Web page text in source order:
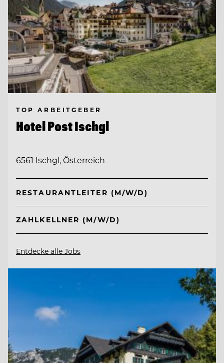
TOP ARBEITGEBER
Hotel Post Ischgl
6561 Ischgl, Österreich
RESTAURANTLEITER (M/W/D)
ZAHLKELLNER (M/W/D)
Entdecke alle Jobs